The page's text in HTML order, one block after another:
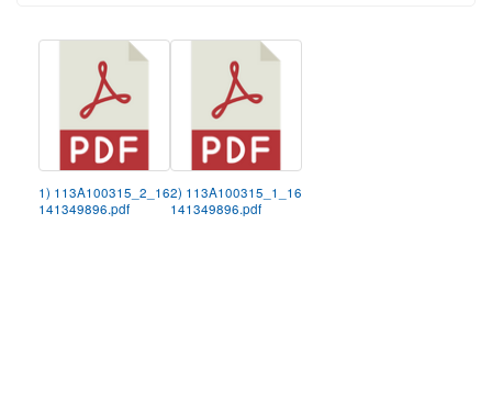
1) 113A100315_2_16
141349896.pdf
2) 113A100315_1_16
141349896.pdf